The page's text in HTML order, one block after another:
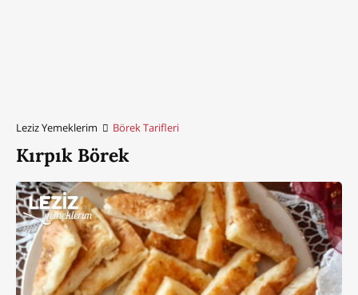
Leziz Yemeklerim Börek Tarifleri
Kırpık Börek